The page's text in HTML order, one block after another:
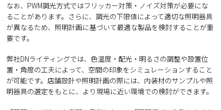
なお、PWM調光方式ではフリッカー対策・ノイズ対策が必要にな
ることがあります。さらに、調光の下限値によって適切な照明器具
が異なるため、照明計画に基づいて最適な製品を検討することが重
要です。
弊社DNライティングでは、色温度・配光・明るさの調整や設置位
置・角度の工夫によって、空間の印象をシミュレーションすること
が可能です。店舗設計や照明計画の際には、内装材のサンプルや照
明器具の選定をもとに、より現場に近い環境での検討ができます。